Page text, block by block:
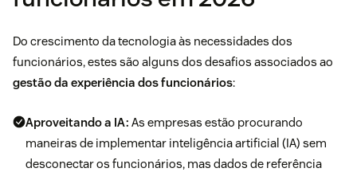
Do crescimento da tecnologia às necessidades dos
funcionários, estes são alguns dos desafios associados ao
gestão da experiência dos funcionários:
Aproveitando a IA: As empresas estão procurando
maneiras de implementar inteligência artificial (IA) sem
desconectar os funcionários, mas dados de referência